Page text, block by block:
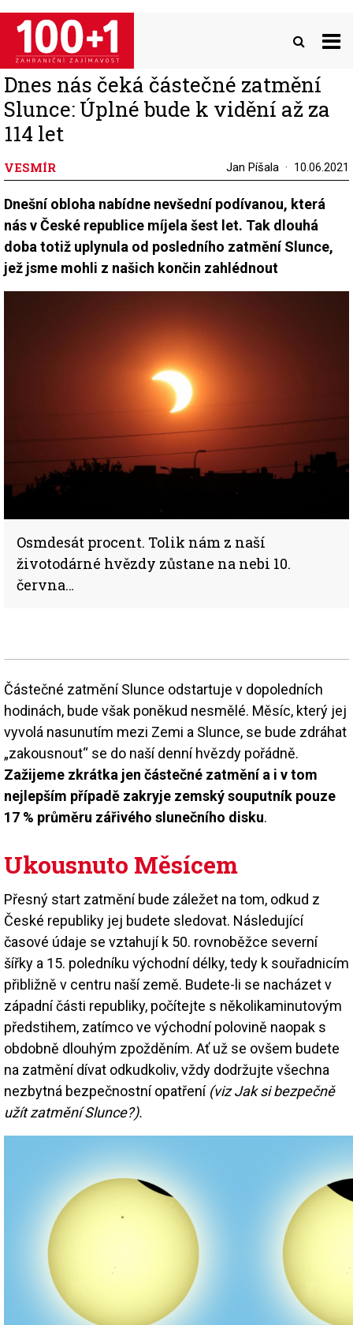
Přejít
hlavnímu
obsahu
Dnes nás čeká částečné zatmění
Slunce: Úplné bude k vidění až za
114 let
VESMÍR Jan Píšala 10.06.2021
Dnešní obloha nabídne nevšední podívanou, která
nás v České republice míjela šest let. Tak dlouhá
doba totiž uplynula od posledního zatmění Slunce,
jež jsme mohli z našich končin zahlédnout
Osmdesát procent. Tolik nám z naší
životodárné hvězdy zůstane na nebi 10.
června…
Částečné zatmění Slunce odstartuje v dopoledních
hodinách, bude však poněkud nesmělé. Měsíc, který jej
vyvolá nasunutím mezi Zemi a Slunce, se bude zdráhat
„zakousnout“ se do naší denní hvězdy pořádně.
Zažijeme zkrátka jen částečné zatmění a i v tom
nejlepším případě zakryje zemský souputník pouze
17 % průměru zářivého slunečního disku.
Ukousnuto Měsícem
Přesný start zatmění bude záležet na tom, odkud z
České republiky jej budete sledovat. Následující
časové údaje se vztahují k 50. rovnoběžce severní
šířky a 15. poledníku východní délky, tedy k souřadnicím
přibližně v centru naší země. Budete-li se nacházet v
západní části republiky, počítejte s několikaminutovým
předstihem, zatímco ve východní polovině naopak s
obdobně dlouhým zpožděním. Ať už se ovšem budete
na zatmění dívat odkudkoliv, vždy dodržujte všechna
nezbytná bezpečnostní opatření (viz Jak si bezpečně
užít zatmění Slunce?).